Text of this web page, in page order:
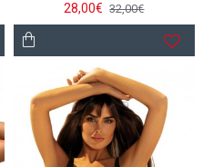
28,00€ 32,00€